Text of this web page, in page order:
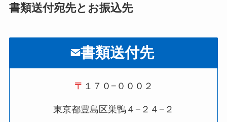
書類送付宛先とお振込先
書類送付先
〒 １７０−０００２
東京都豊島区巣鴨４−２４−２